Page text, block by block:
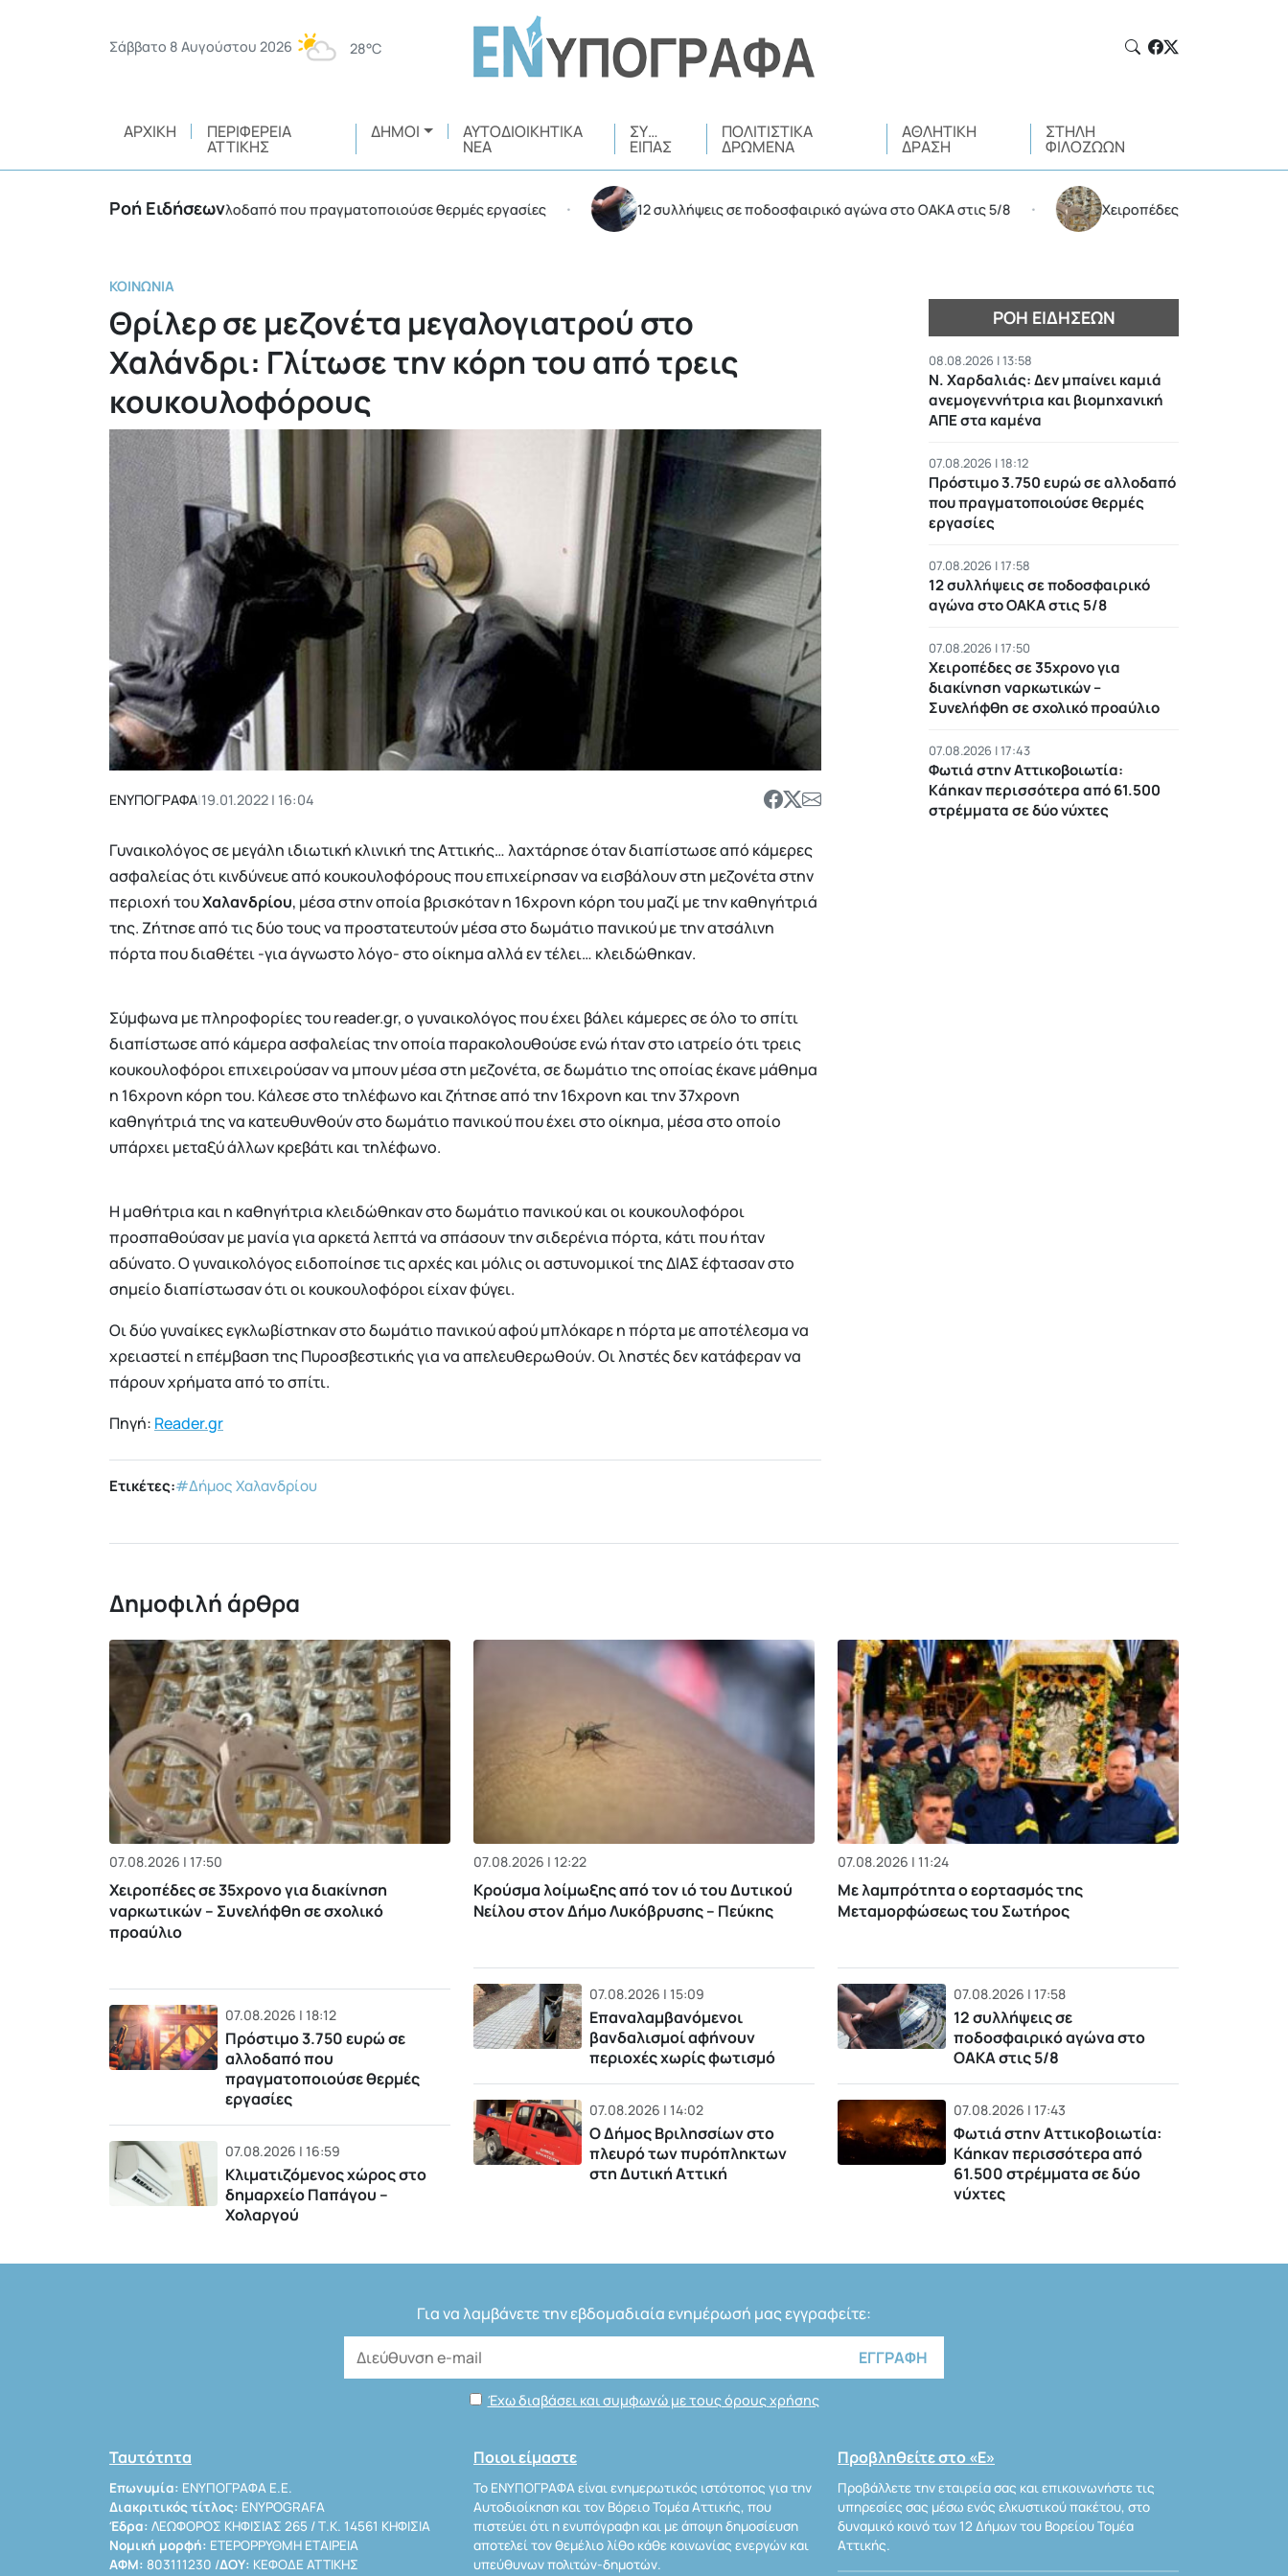
Σάββατο 8 Αυγούστου 2026 28°C
ΑΡΧΙΚΉ ΠΕΡΙΦΈΡΕΙΑ
ΑΤΤΙΚΉΣ
ΔΉΜΟΙ ΑΥΤΟΔΙΟΙΚΗΤΙΚΆ
ΝΈΑ
ΣΥ…
ΕΊΠΑΣ
ΠΟΛΙΤΙΣΤΙΚΆ
ΔΡΏΜΕΝΑ
ΑΘΛΗΤΙΚΉ
ΔΡΆΣΗ
ΣΤΉΛΗ
ΦΙΛΌΖΩΩΝ
Ροή Ειδήσεων
3.750 ευρώ σε αλλοδαπό που πραγματοποιούσε θερμές εργασίες • 12 συλλήψεις σε ποδοσφαιρικό αγώνα στο ΟΑΚΑ στις 5/8 • Χειροπέδες σε 35χρονο για
ΚΟΙΝΩΝΊΑ
Θρίλερ σε μεζονέτα μεγαλογιατρού στο
Χαλάνδρι: Γλίτωσε την κόρη του από τρεις
κουκουλοφόρους
ΕΝΥΠΟΓΡΑΦΑ|19.01.2022 | 16:04
Γυναικολόγος σε μεγάλη ιδιωτική κλινική της Αττικής… λαχτάρησε όταν διαπίστωσε από κάμερες
ασφαλείας ότι κινδύνευε από κουκουλοφόρους που επιχείρησαν να εισβάλουν στη μεζονέτα στην
περιοχή τουΧαλανδρίου, μέσα στην οποία βρισκόταν η 16χρονη κόρη του μαζί με την καθηγήτριά
της. Ζήτησε από τις δύο τους να προστατευτούν μέσα στο δωμάτιο πανικού με την ατσάλινη
πόρτα που διαθέτει -για άγνωστο λόγο- στο οίκημα αλλά εν τέλει… κλειδώθηκαν.
Σύμφωνα με πληροφορίες του reader.gr, ο γυναικολόγος που έχει βάλει κάμερες σε όλο το σπίτι
διαπίστωσε από κάμερα ασφαλείας την οποία παρακολουθούσε ενώ ήταν στο ιατρείο ότι τρεις
κουκουλοφόροι επιχειρούσαν να μπουν μέσα στη μεζονέτα, σε δωμάτιο της οποίας έκανε μάθημα
η 16χρονη κόρη του. Κάλεσε στο τηλέφωνο και ζήτησε από την 16χρονη και την 37χρονη
καθηγήτριά της να κατευθυνθούν στο δωμάτιο πανικού που έχει στο οίκημα, μέσα στο οποίο
υπάρχει μεταξύ άλλων κρεβάτι και τηλέφωνο.
Η μαθήτρια και η καθηγήτρια κλειδώθηκαν στο δωμάτιο πανικού και οι κουκουλοφόροι
προσπαθούσαν με μανία για αρκετά λεπτά να σπάσουν την σιδερένια πόρτα, κάτι που ήταν
αδύνατο. Ο γυναικολόγος ειδοποίησε τις αρχές και μόλις οι αστυνομικοί της ΔΙΑΣ έφτασαν στο
σημείο διαπίστωσαν ότι οι κουκουλοφόροι είχαν φύγει.
Οι δύο γυναίκες εγκλωβίστηκαν στο δωμάτιο πανικού αφού μπλόκαρε η πόρτα με αποτέλεσμα να
χρειαστεί η επέμβαση της Πυροσβεστικής για να απελευθερωθούν. Οι ληστές δεν κατάφεραν να
πάρουν χρήματα από το σπίτι.
Πηγή: Reader.gr
Ετικέτες:#Δήμος Χαλανδρίου
ΡΟΉ ΕΙΔΉΣΕΩΝ
08.08.2026 | 13:58
Ν. Χαρδαλιάς: Δεν μπαίνει καμιά
ανεμογεννήτρια και βιομηχανική
ΑΠΕ στα καμένα
07.08.2026 | 18:12
Πρόστιμο 3.750 ευρώ σε αλλοδαπό
που πραγματοποιούσε θερμές
εργασίες
07.08.2026 | 17:58
12 συλλήψεις σε ποδοσφαιρικό
αγώνα στο ΟΑΚΑ στις 5/8
07.08.2026 | 17:50
Χειροπέδες σε 35χρονο για
διακίνηση ναρκωτικών –
Συνελήφθη σε σχολικό προαύλιο
07.08.2026 | 17:43
Φωτιά στην Αττικοβοιωτία:
Kάηκαν περισσότερα από 61.500
στρέμματα σε δύο νύχτες
Δημοφιλή άρθρα
07.08.2026 | 17:50
Χειροπέδες σε 35χρονο για διακίνηση
ναρκωτικών – Συνελήφθη σε σχολικό
προαύλιο
07.08.2026 | 18:12
Πρόστιμο 3.750 ευρώ σε
αλλοδαπό που
πραγματοποιούσε θερμές
εργασίες
07.08.2026 | 16:59
Κλιματιζόμενος χώρος στο
δημαρχείο Παπάγου –
Χολαργού
07.08.2026 | 12:22
Κρούσμα λοίμωξης από τον ιό του Δυτικού
Νείλου στον Δήμο Λυκόβρυσης – Πεύκης
07.08.2026 | 15:09
Επαναλαμβανόμενοι
βανδαλισμοί αφήνουν
περιοχές χωρίς φωτισμό
07.08.2026 | 14:02
Ο Δήμος Βριλησσίων στο
πλευρό των πυρόπληκτων
στη Δυτική Αττική
07.08.2026 | 11:24
Με λαμπρότητα ο εορτασμός της
Μεταμορφώσεως του Σωτήρος
07.08.2026 | 17:58
12 συλλήψεις σε
ποδοσφαιρικό αγώνα στο
ΟΑΚΑ στις 5/8
07.08.2026 | 17:43
Φωτιά στην Αττικοβοιωτία:
Kάηκαν περισσότερα από
61.500 στρέμματα σε δύο
νύχτες
Για να λαμβάνετε την εβδομαδιαία ενημέρωσή μας εγγραφείτε:
Έχω διαβάσει και συμφωνώ με τους όρους χρήσης
Ταυτότητα
Επωνυμία: ΕΝΥΠΟΓΡΑΦΑ Ε.Ε.
Διακριτικός τίτλος: ENYPOGRAFA
Έδρα: ΛΕΩΦΟΡΟΣ ΚΗΦΙΣΙΑΣ 265 / Τ.Κ. 14561 ΚΗΦΙΣΙΑ
Νομική μορφή: ΕΤΕΡΟΡΡΥΘΜΗ ΕΤΑΙΡΕΙΑ
ΑΦΜ: 803111230 /ΔΟΥ: ΚΕΦΟΔΕ ΑΤΤΙΚΗΣ
Ποιοι είμαστε
Το ΕΝΥΠΟΓΡΑΦΑ είναι ενημερωτικός ιστότοπος για την
Αυτοδιοίκηση και τον Βόρειο Τομέα Αττικής, που
πιστεύει ότι η ενυπόγραφη και με άποψη δημοσίευση
αποτελεί τον θεμέλιο λίθο κάθε κοινωνίας ενεργών και
υπεύθυνων πολιτών-δημοτών.
Προβληθείτε στο «Ε»
Προβάλλετε την εταιρεία σας και επικοινωνήστε τις
υπηρεσίες σας μέσω ενός ελκυστικού πακέτου, στο
δυναμικό κοινό των 12 Δήμων του Βορείου Τομέα
Αττικής.